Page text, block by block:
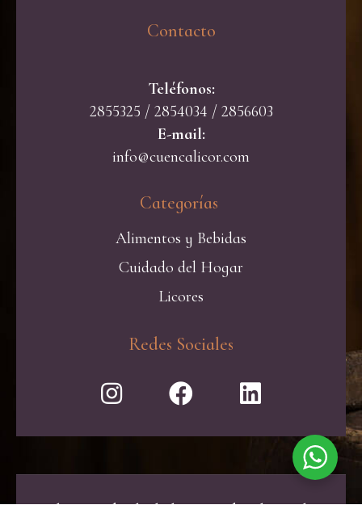
Contacto​
Teléfonos:
2855325 / 2854034 / 2856603
E-mail:
info@cuencalicor.com
Categorías ​
Alimentos y Bebidas
Cuidado del Hogar
Licores
Redes Sociales
El exceso de alcohol es perjudicial para la